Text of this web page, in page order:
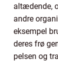
altædende,
andre
eksempel
deres frø
pelsen og